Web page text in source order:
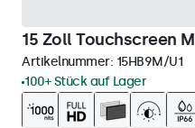
15 Zoll Touchscreen
Artikelnummer: 15HB9M/U1
100+ Stück auf Lager